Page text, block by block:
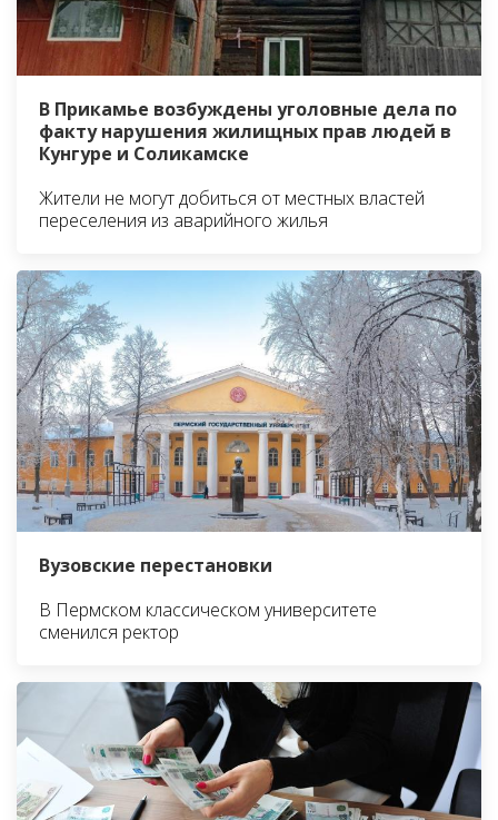
В Прикамье возбуждены уголовные дела по
факту нарушения жилищных прав людей в
Кунгуре и Соликамске
Жители не могут добиться от местных властей
переселения из аварийного жилья
Вузовские перестановки
В Пермском классическом университете
сменился ректор